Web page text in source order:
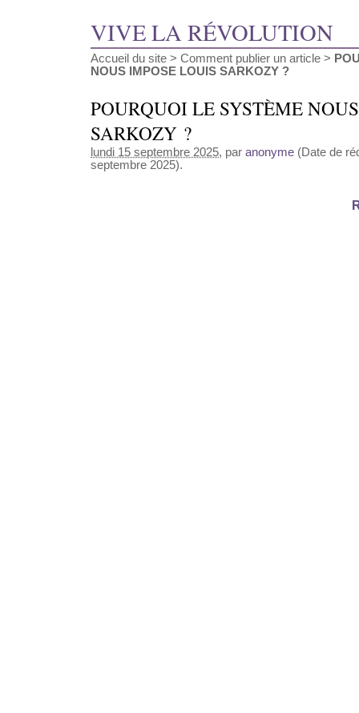
VIVE LA RÉVOLUTION
Accueil du site > Comment publier un article >
NOUS IMPOSE LOUIS SARKOZY ?
POURQUOI LE SYSTÈME
SARKOZY ?
lundi 15 septembre 2025, par anonyme (Date de
septembre 2025).